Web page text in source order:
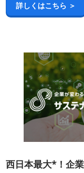
詳しくはこちら ＞
西日本最大*！企